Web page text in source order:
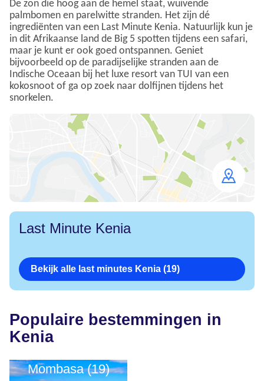
De zon die hoog aan de hemel staat, wuivende
palmbomen en parelwitte stranden. Het zijn dé
ingrediënten van een Last Minute Kenia. Natuurlijk kun je
in dit Afrikaanse land de Big 5 spotten tijdens een safari,
maar je kunt er ook goed ontspannen. Geniet
bijvoorbeeld op de paradijselijke stranden aan de
Indische Oceaan bij het luxe resort van TUI van een
kokosnoot of ga op zoek naar dolfijnen tijdens het
snorkelen.
map
Last Minute Kenia
Bekijk alle last minutes Kenia (19)
Populaire bestemmingen in
Kenia
Mombasa (19)